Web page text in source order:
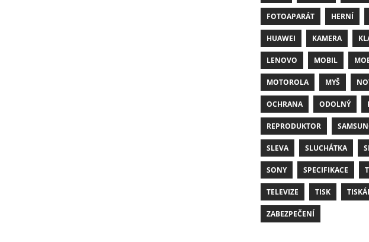
FOTOAPARÁT HERNÍ
HUAWEI KAMERA
LENOVO MOBIL
MOTOROLA MYŠ
OCHRANA ODOLNÝ
REPRODUKTOR
SLEVA SLUCHÁTKA
SONY SPECIFIKACE
TELEVIZE TISK
ZABEZPEČENÍ